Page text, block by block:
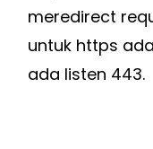
meredirect
untuk https
ada listen 443.